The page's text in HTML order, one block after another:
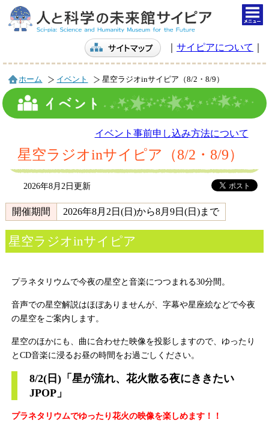
サイピアについて
ホーム イベント 星空ラジオinサイピア（8/2・8/9）
イベント事前申し込み方法について
星空ラジオinサイピア（8/2・8/9）
2026年8月2日更新
開催期間 2026年8月2日(日)から8月9日(日)まで
星空ラジオinサイピア
プラネタリウムで今夜の星空と音楽につつまれる30分間。
音声での星空解説はほぼありませんが、字幕や星座絵などで今夜
の星空をご案内します。
星空のほかにも、曲に合わせた映像を投影しますので、ゆったり
とCD音楽に浸るお昼の時間をお過ごしください。
8/2(日)「 星が流れ、花火散る夜にききたい
JPOP」
プラネタリウムでゆったり花火の映像を楽しめます！！